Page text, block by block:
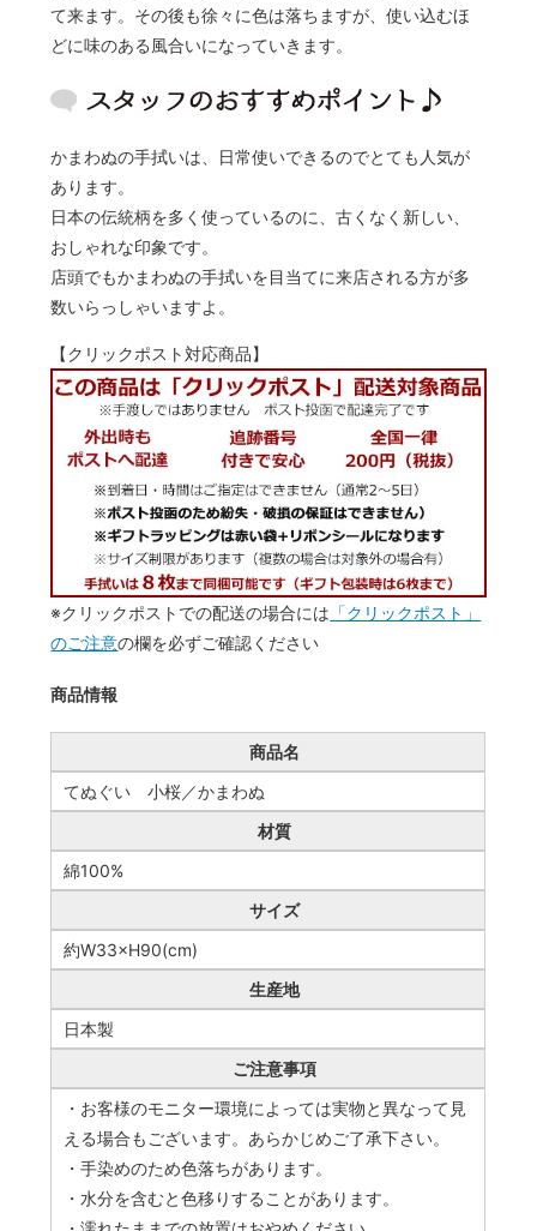
て来ます。その後も徐々に色は落ちますが、使い込むほ
どに味のある風合いになっていきます。
かまわぬの手拭いは、日常使いできるのでとても人気が
あります。
日本の伝統柄を多く使っているのに、古くなく新しい、
おしゃれな印象です。
店頭でもかまわぬの手拭いを目当てに来店される方が多
数いらっしゃいますよ。
【クリックポスト対応商品】
※クリックポストでの配送の場合には 「クリックポスト」
のご注意の欄を必ずご確認ください
商品情報
商品名
てぬぐい 小桜／かまわぬ
材質
綿100%
サイズ
約W33×H90(cm)
生産地
日本製
ご注意事項
・お客様のモニター環境によっては実物と異なって見
える場合もございます。あらかじめご了承下さい。
・手染めのため色落ちがあります。
・水分を含むと色移りすることがあります。